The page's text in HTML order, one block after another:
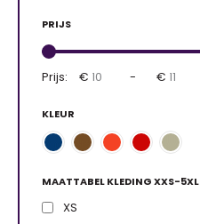
PRIJS
Prijs: € - €
KLEUR
MAATTABEL KLEDING XXS-5XL
XS